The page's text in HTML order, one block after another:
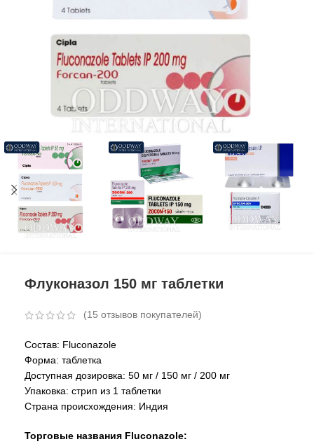
Флуконазол 150 мг таблетки
(15 отзывов покупателей)
Состав: Fluconazole
Форма: таблетка
Доступная дозировка: 50 мг / 150 мг / 200 мг
Упаковка: стрип из 1 таблетки
Страна происхождения: Индия
Торговые названия Fluconazole: